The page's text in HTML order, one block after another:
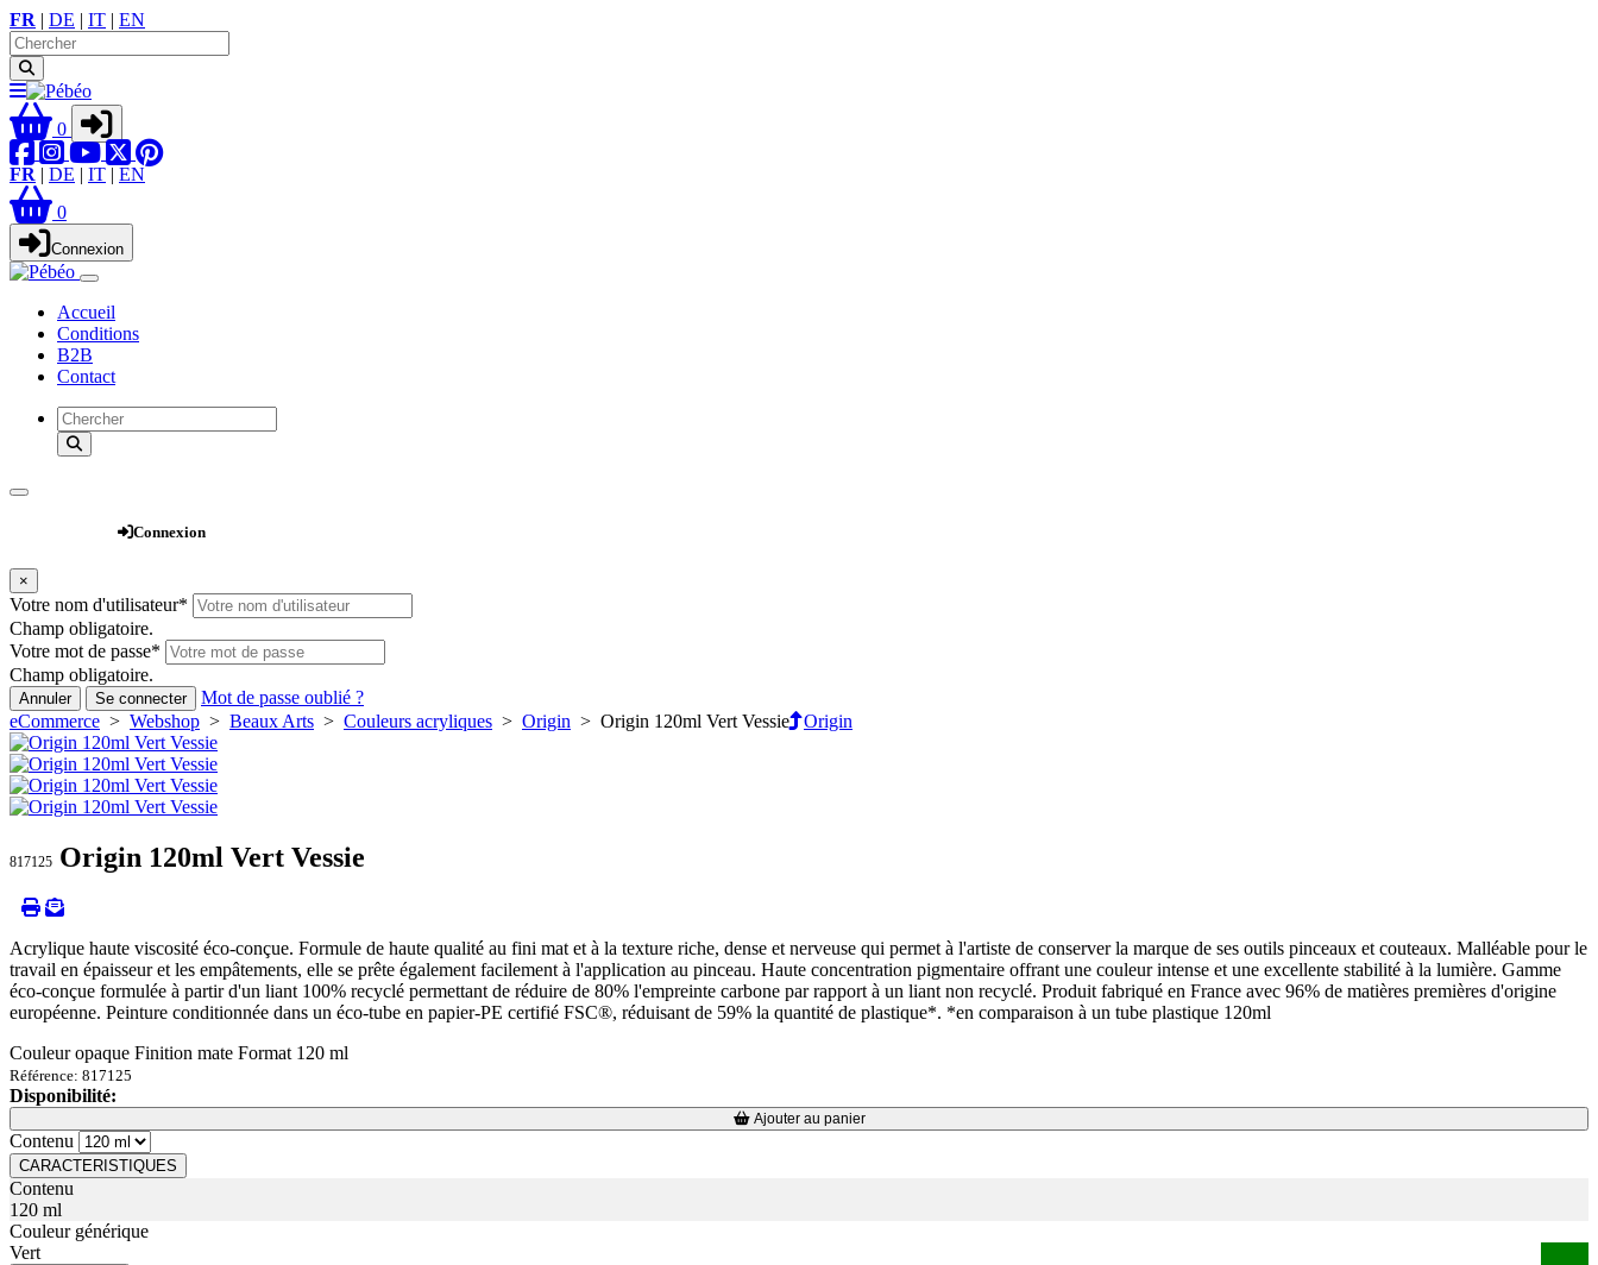
FR | DE | IT | EN
0
FR | DE | IT | EN
0
Connexion
Accueil
Conditions
B2B
Contact
Connexion
×
Votre nom d'utilisateur*
Champ obligatoire.
Votre mot de passe*
Champ obligatoire.
Annuler Se connecter
Mot de passe oublié ?
eCommerce > Webshop > Beaux Arts > Couleurs acryliques > Origin > Origin 120ml Vert Vessie Origin
817125 Origin 120ml Vert Vessie
Acrylique haute viscosité éco-conçue. Formule de haute qualité au fini mat et à la texture riche, dense et nerveuse qui permet à l'artiste de conserver la marque de ses outils pinceaux et couteaux. Malléable pour le
travail en épaisseur et les empâtements, elle se prête également facilement à l'application au pinceau. Haute concentration pigmentaire offrant une couleur intense et une excellente stabilité à la lumière. Gamme
éco-conçue formulée à partir d'un liant 100% recyclé permettant de réduire de 80% l'empreinte carbone par rapport à un liant non recyclé. Produit fabriqué en France avec 96% de matières premières d'origine
européenne. Peinture conditionnée dans un éco-tube en papier-PE certifié FSC®, réduisant de 59% la quantité de plastique*. *en comparaison à un tube plastique 120ml
Couleur opaque Finition mate Format 120 ml
Référence: 817125
Disponibilité:
Loading...
Loading... Ajouter au panier
Contenu
CARACTERISTIQUES
Contenu
120 ml
Couleur générique
Vert